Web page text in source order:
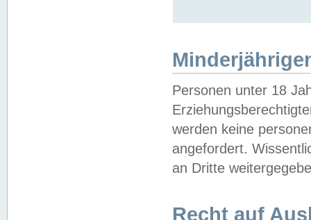
Personen unter 18
werden keine
angefordert.
an Dritte
Recht auf